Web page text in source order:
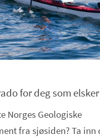
for deg som
Norges Geologiske
fra sjøsiden? Ta inn